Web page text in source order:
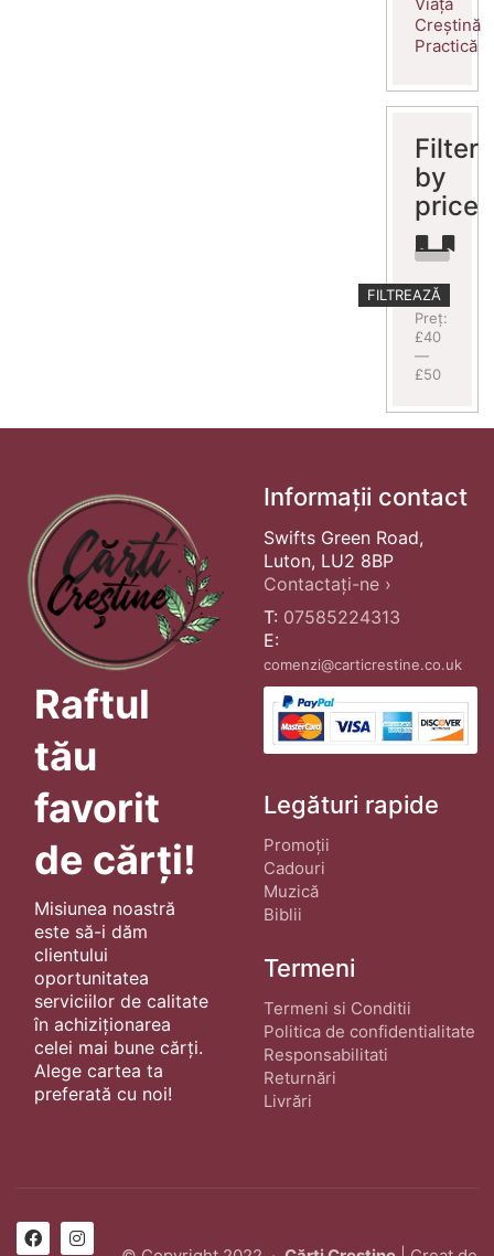
Creștină
Practică
Filter
by
price
Preț
minim
Preț
maxim
FILTREAZĂ
Preț:
£40
—
£50
Raftul
tău
favorit
de cărți!
Misiunea noastră
este să-i dăm
clientului
oportunitatea
serviciilor de calitate
în achiziționarea
celei mai bune cărți.
Alege cartea ta
preferată cu noi!
Informații contact
Swifts Green Road,
Luton, LU2 8BP
Contactați-ne ›
T: 07585224313
E:
comenzi@carticrestine.co.uk
Legături rapide
Promoții
Cadouri
Muzică
Biblii
Termeni
Termeni si Conditii
Politica de confidentialitate
Responsabilitati
Returnări
Livrări